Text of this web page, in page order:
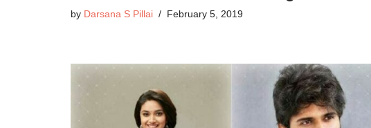
by Darsana S Pillai February 5, 2019